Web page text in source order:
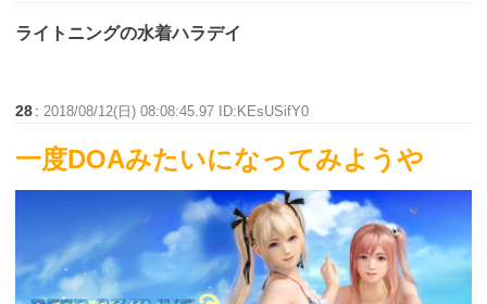
ライトニングの水着ハラデイ
28 : 2018/08/12(日) 08:08:45.97 ID:KEsUSifY0
一度DOAみたいになってみようや